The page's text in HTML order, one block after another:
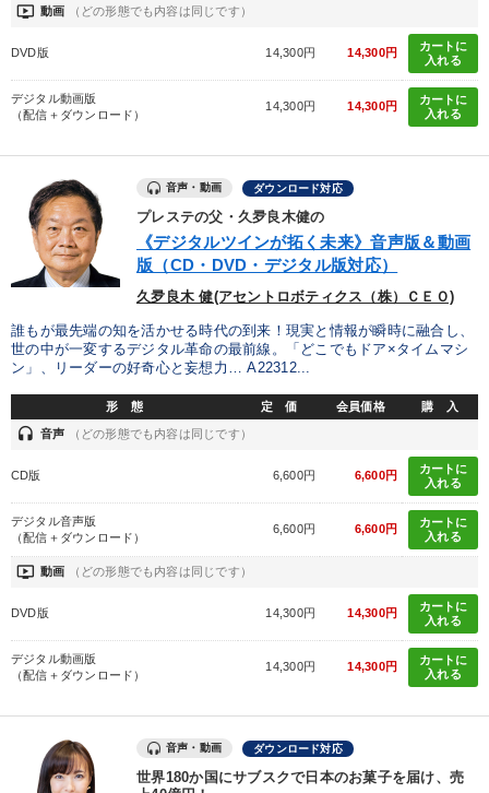
ondemand_video 動画 （どの形態でも内容は同じです）
DVD版 14,300円 14,300円
カートに
入れる
デジタル動画版
（配信＋ダウンロード）
14,300円 14,300円
カートに
入れる
音声・動画 ダウンロード対応
プレステの父・久夛良木健の
《デジタルツインが拓く未来》音声版＆動画
版（CD・DVD・デジタル版対応）
久夛良木 健(アセントロボティクス（株）ＣＥＯ)
誰もが最先端の知を活かせる時代の到来！現実と情報が瞬時に融合し、
世の中が一変するデジタル革命の最前線。「どこでもドア×タイムマシ
ン」、リーダーの好奇心と妄想力… A22312...
形 態 定 価 会員価格 購 入
headset 音声 （どの形態でも内容は同じです）
CD版 6,600円 6,600円
カートに
入れる
デジタル音声版
（配信＋ダウンロード）
6,600円 6,600円
カートに
入れる
ondemand_video 動画 （どの形態でも内容は同じです）
DVD版 14,300円 14,300円
カートに
入れる
デジタル動画版
（配信＋ダウンロード）
14,300円 14,300円
カートに
入れる
音声・動画 ダウンロード対応
世界180か国にサブスクで日本のお菓子を届け、売